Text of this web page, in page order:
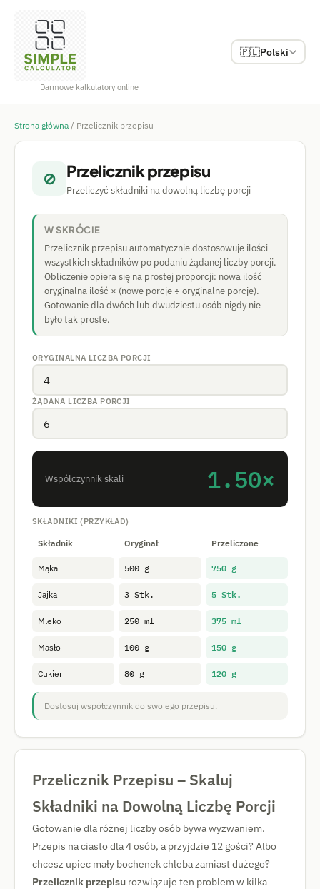
Darmowe kalkulatory online
🇵🇱Polski
Strona główna / Przelicznik przepisu
⊘ Przelicznik przepisu
Przeliczyć składniki na dowolną liczbę porcji
W SKRÓCIE
Przelicznik przepisu automatycznie dostosowuje ilości
wszystkich składników po podaniu żądanej liczby porcji.
Obliczenie opiera się na prostej proporcji: nowa ilość =
oryginalna ilość × (nowe porcje ÷ oryginalne porcje).
Gotowanie dla dwóch lub dwudziestu osób nigdy nie
było tak proste.
ORYGINALNA LICZBA PORCJI
ŻĄDANA LICZBA PORCJI
Współczynnik skali 1.50×
SKŁADNIKI (PRZYKŁAD)
Składnik Oryginał Przeliczone
Mąka 500 g 750 g
Jajka 3 Stk. 5 Stk.
Mleko 250 ml 375 ml
Masło 100 g 150 g
Cukier 80 g 120 g
Dostosuj współczynnik do swojego przepisu.
Przelicznik Przepisu – Skaluj
Składniki na Dowolną Liczbę Porcji
Gotowanie dla różnej liczby osób bywa wyzwaniem.
Przepis na ciasto dla 4 osób, a przyjdzie 12 gości? Albo
chcesz upiec mały bochenek chleba zamiast dużego?
Przelicznik przepisu rozwiązuje ten problem w kilka